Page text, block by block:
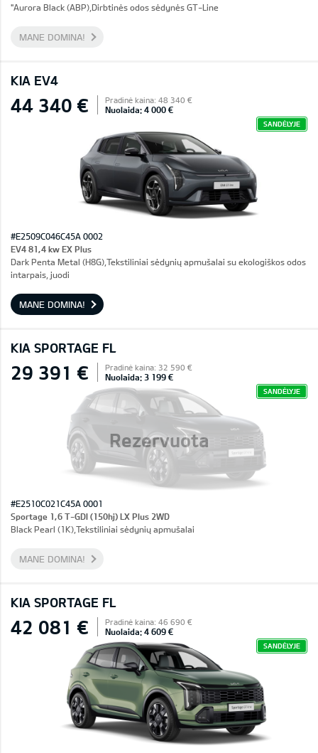
"Aurora Black (ABP),Dirbtinės odos sėdynės GT-Line
MANE DOMINA!
KIA EV4
44 340 € Pradinė kaina: 48 340 €
Nuolaida: 4 000 €
SANDĖLYJE
#E2509C046C45A 0002
EV4 81,4 kw EX Plus
Dark Penta Metal (H8G),Tekstiliniai sėdynių apmušalai su ekologiškos odos
intarpais, juodi
MANE DOMINA!
KIA SPORTAGE FL
Rezervuota
29 391 € Pradinė kaina: 32 590 €
Nuolaida: 3 199 €
SANDĖLYJE
#E2510C021C45A 0001
Sportage 1,6 T-GDI (150hj) LX Plus 2WD
Black Pearl (1K),Tekstiliniai sėdynių apmušalai
MANE DOMINA!
KIA SPORTAGE FL
42 081 € Pradinė kaina: 46 690 €
Nuolaida: 4 609 €
SANDĖLYJE